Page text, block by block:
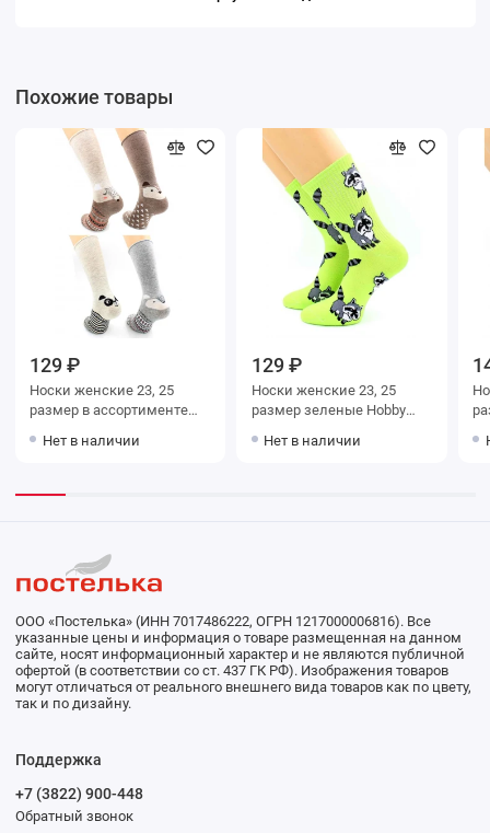
Похожие товары
129 ₽
Носки женские 23, 25
размер в ассортименте
Нет в наличии
129 ₽
Носки женские 23, 25
размер зеленые Hobby
Нет в наличии
Носки
ООО «Постелька» (ИНН 7017486222, ОГРН 1217000006816). Все
указанные цены и информация о товаре размещенная на данном
сайте, носят информационный характер и не являются публичной
офертой (в соответствии со ст. 437 ГК РФ). Изображения товаров
могут отличаться от реального внешнего вида товаров как по цвету,
так и по дизайну.
Поддержка
+7 (3822) 900-448
Обратный звонок